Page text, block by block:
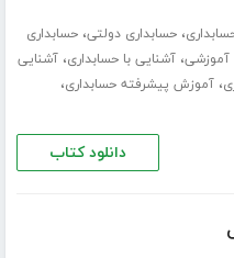
،حسابداری دولتی،حسابداری
آموزشی،آشنایی با حسابداری،آشنایی
،آموزش پیشرفته حسابداری،
دانلود کتاب